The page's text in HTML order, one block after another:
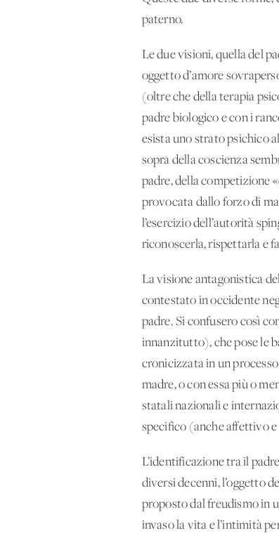
paterno.
Le due visioni, quella del
oggetto d’amore
(oltre che della terapia
padre biologico e con i
esista uno strato psichico
sopra della coscienza
padre, della competizione
provocata dallo forzo di
l’esercizio dell’autorità
riconoscerla, rispettarla e
La visione antagonistica
contestato in occidente
padre. Si confusero così
innanzitutto), che pose le
cronicizzata in un
madre, o con essa più o
statali nazionali e
specifico (anche affettivo
L’identificazione tra il
diversi decenni, l’oggetto
proposto dal freudismo in
invaso la vita e l’intimità